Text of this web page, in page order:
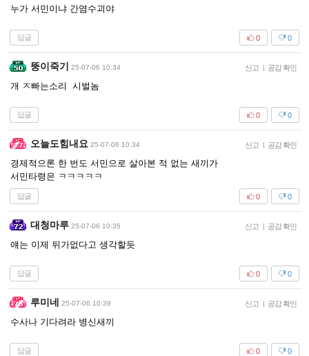
누가 서민이냐 간염수괴야
답글 0
0
뚱이죽기 25-07-06 10:34 신고 | 공감 확인
개 ㅈ빠는소리 시벌놈
답글 0
0
오늘도힘내요 25-07-06 10:34 신고 | 공감 확인
경제적으론 한 번도 서민으로 살아본 적 없는 새끼가
서민타령은 ㅋㅋㅋㅋㅋ
답글 0
0
대청마루 25-07-06 10:35 신고 | 공감 확인
얘는 이제 뒤가없다고 생각할듯
답글 0
0
루미네 25-07-06 10:39 신고 | 공감 확인
수사나 기다려라 병신새끼
답글 0
0